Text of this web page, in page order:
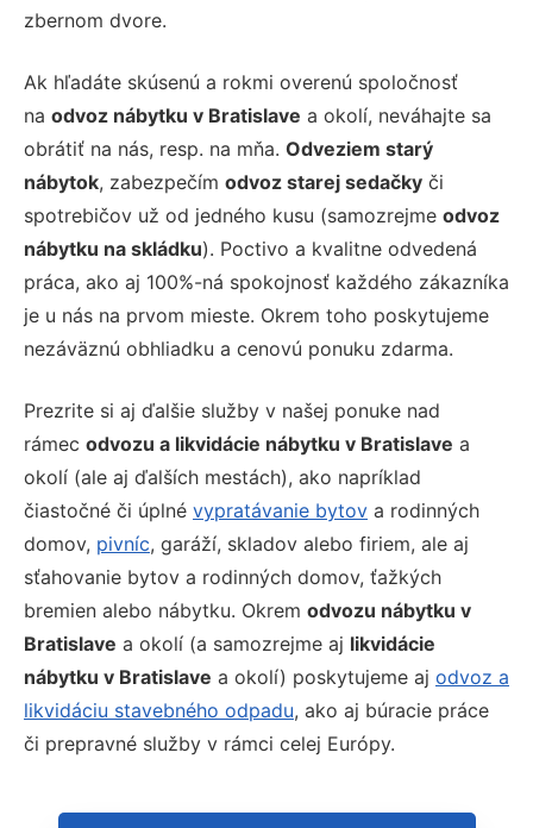
zbernom dvore.
Ak hľadáte skúsenú a rokmi overenú spoločnosť
na odvoz nábytku v Bratislave a okolí, neváhajte sa
obrátiť na nás, resp. na mňa. Odveziem starý
nábytok, zabezpečím odvoz starej sedačky či
spotrebičov už od jedného kusu (samozrejme odvoz
nábytku na skládku). Poctivo a kvalitne odvedená
práca, ako aj 100%-ná spokojnosť každého zákazníka
je u nás na prvom mieste. Okrem toho poskytujeme
nezáväznú obhliadku a cenovú ponuku zdarma.
Prezrite si aj ďalšie služby v našej ponuke nad
rámec odvozu a likvidácie nábytku v Bratislave a
okolí (ale aj ďalších mestách), ako napríklad
čiastočné či úplné vypratávanie bytov a rodinných
domov, pivníc, garáží, skladov alebo firiem, ale aj
sťahovanie bytov a rodinných domov, ťažkých
bremien alebo nábytku. Okrem odvozu nábytku v
Bratislave a okolí (a samozrejme aj likvidácie
nábytku v Bratislave a okolí) poskytujeme aj odvoz a
likvidáciu stavebného odpadu, ako aj búracie práce
či prepravné služby v rámci celej Európy.